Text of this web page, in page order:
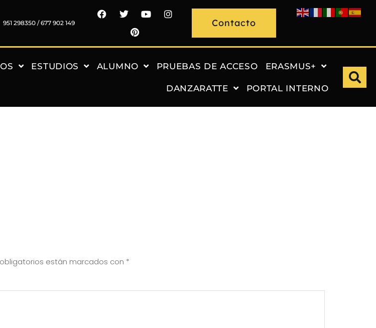
951 298350 / 677 902 149 Contacto
ESTUDIOS ALUMNO PRUEBAS DE ACCESO ERASMUS+
DANZARATTE PORTAL INTERNO
están marcados con *